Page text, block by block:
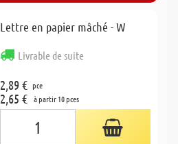
Lettre en papier mâché - W
Livrable de suite
2,89 € pce
2,65 € à partir 10 pces